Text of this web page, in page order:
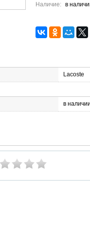
Наличие: в
Lacoste
в